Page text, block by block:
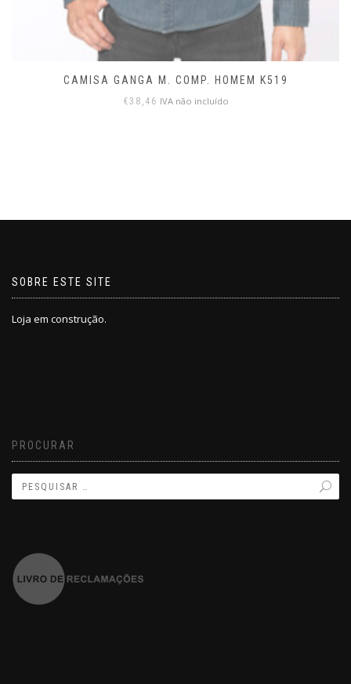
CAMISA GANGA M. COMP. HOMEM K519
€38,46 IVA não incluído
SOBRE ESTE SITE
Loja em construção.
PROCURAR